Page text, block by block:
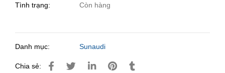
Tình trạng: Còn hàng
Danh mục: Sunaudi
Chia sẻ: